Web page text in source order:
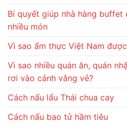
Bí quyết giúp nhà hàng buffet
nhiều món
Vì sao ẩm thực Việt Nam
Vì sao nhiều quán ăn, quán
rơi vào cảnh vắng vẻ?
Cách nấu lẩu Thái chua cay
Cách nấu bao tử hầm tiêu